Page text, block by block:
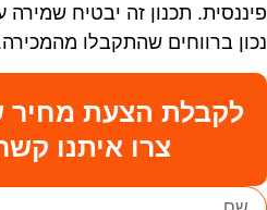
תכנון זה יבטיח שמירה
ברווחים שהתקבלו מהמכירה.
לקבלת הצעת מחיר
צרו איתנו